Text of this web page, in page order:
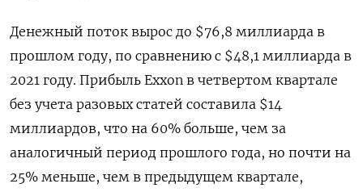
Денежный поток вырос до $76,8 миллиарда в
прошлом году, по сравнению с $48,1 миллиарда в
2021 году. Прибыль Exxon в четвертом квартале
без учета разовых статей составила $14
миллиардов, что на 60% больше, чем за
аналогичный период прошлого года, но почти на
25% меньше, чем в предыдущем квартале,